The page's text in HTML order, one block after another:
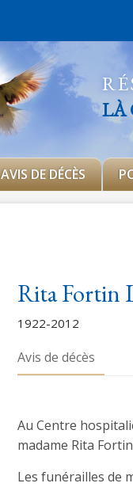
LÀ
AVIS DE DÉCÈS
Rita Fortin
1922-2012
Avis de décès
Au Centre
madame Rita
Les funérailles de